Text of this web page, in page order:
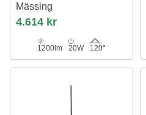
Mässing
Nielsen Light
4.614 kr
1200lm 20W 120°